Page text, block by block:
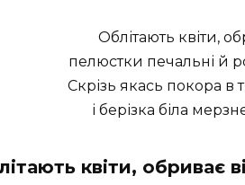
Облітають квіти,
пелюстки печальні й
Скрізь якась покора в
і берізка біла
квіти,